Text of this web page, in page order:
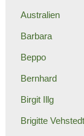
Australien
Barbara
Beppo
Bernhard
Birgit Illg
Brigitte Vehstedt